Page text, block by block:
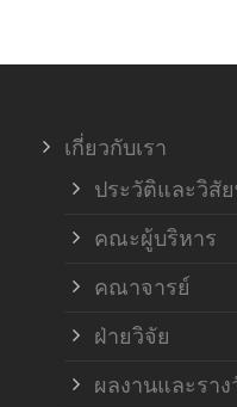
เกี่ยวกับเรา
ประวัติและวิสั
คณะผู้บริหาร
คณาจารย์
ฝ่ายวิจัย
ผลงานและราง